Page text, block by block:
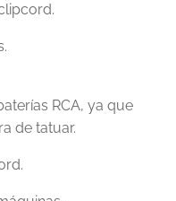
RCA, ya que
de tatuar.